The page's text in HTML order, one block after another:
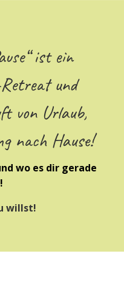
ist ein
und
von Urlaub,
nach Hause!
wo es dir gerade
willst!